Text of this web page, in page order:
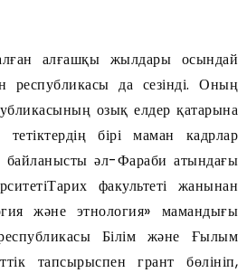
алған алғашқы жылдары осындай
республикасы да сезінді. Оның
озық елдер қатарына
бірі маман кадрлар
байланысты әл-Фараби атындағы
факультеті жанынан
және этнология» мамандығы
Білім және Ғылым
тапсырыспен грант бөлініп,